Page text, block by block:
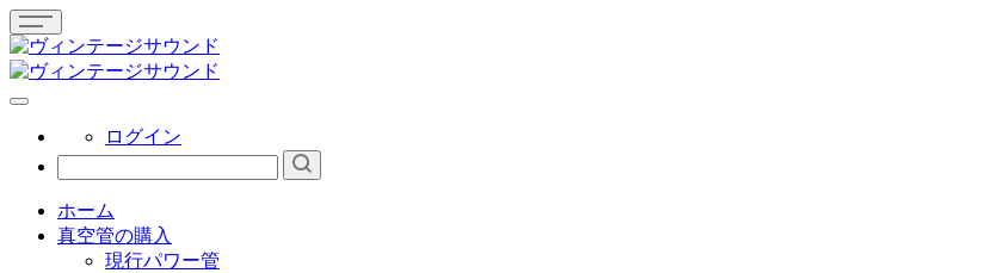
ログイン
ホーム
真空管の購入
現行パワー管